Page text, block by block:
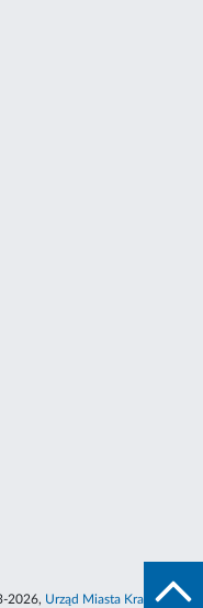
2026, Urząd Miasta Krakowa